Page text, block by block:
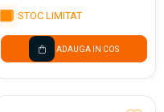
STOC LIMITAT
ADAUGA IN COS